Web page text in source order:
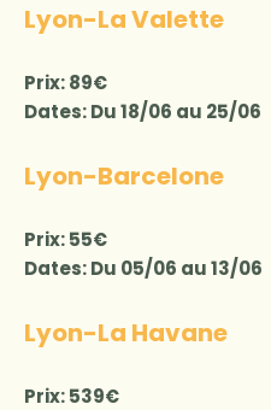
Lyon-La Valette
Prix: 89€
Dates: Du 18/06 au 25/06
Lyon-Barcelone
Prix: 55€
Dates: Du 05/06 au 13/06
Lyon-La Havane
Prix: 539€